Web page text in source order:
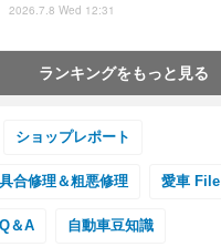
2026.7.8 Wed 12:31
ランキングをもっと見る
ショップレポート
合修理＆粗悪修理 愛車 File
＆A 自動車豆知識